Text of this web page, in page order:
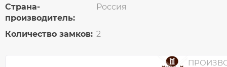
Страна-
производитель:
Россия
Количество замков: 2